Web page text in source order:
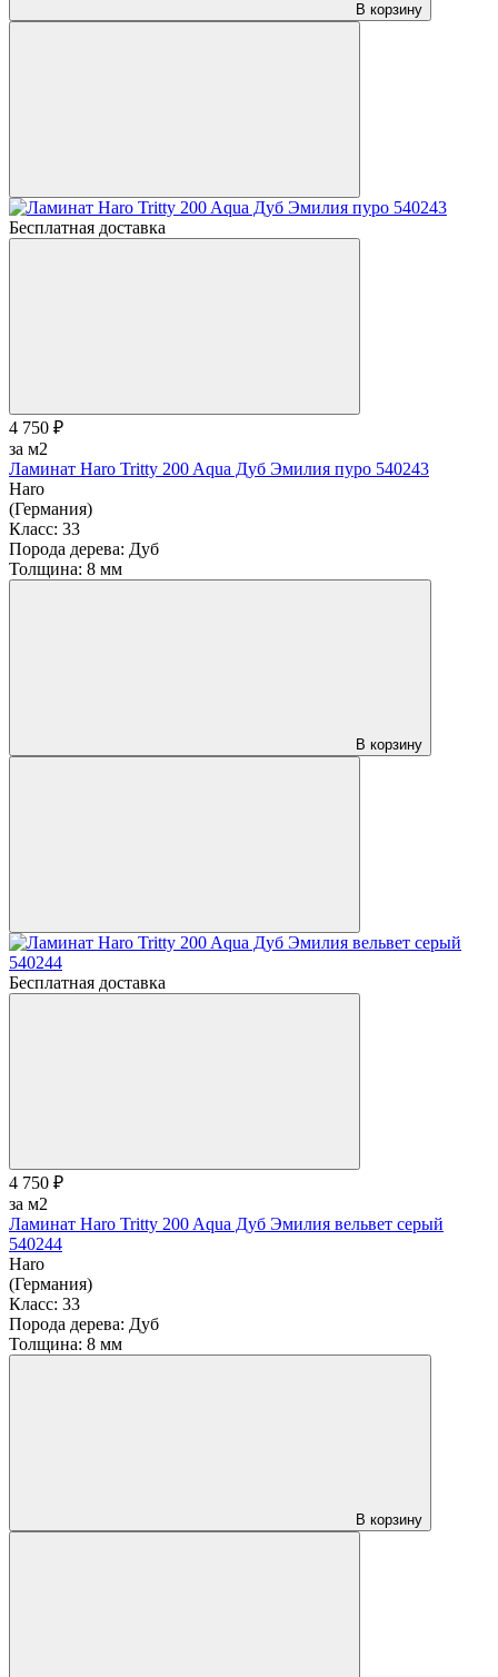
В корзину
Бесплатная доставка
4 750 ₽
за м2
Ламинат Haro Tritty 200 Aqua Дуб Эмилия пуро 540243
Haro
(Германия)
Класс: 33
Порода дерева: Дуб
Толщина: 8 мм
В корзину
Бесплатная доставка
4 750 ₽
за м2
Ламинат Haro Tritty 200 Aqua Дуб Эмилия вельвет серый
540244
Haro
(Германия)
Класс: 33
Порода дерева: Дуб
Толщина: 8 мм
В корзину